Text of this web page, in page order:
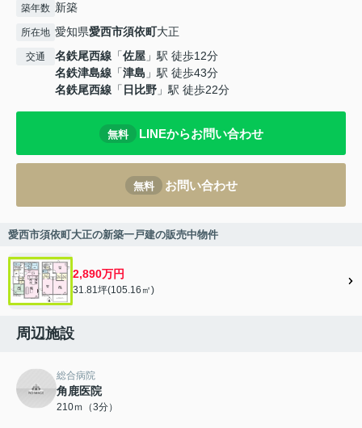
築年数 新築
所在地 愛知県愛西市須依町大正
交通 名鉄尾西線 「佐屋 」駅 徒歩12分
名鉄津島線 「津島 」駅 徒歩43分
名鉄尾西線 「 日比野 」駅 徒歩22分
無料 LINEからお問い合わせ
無料 お問い合わせ
愛西市須依町大正の新築一戸建の販売中物件
2,890万円
31.81坪(105.16㎡)
周辺施設
総合病院
角鹿医院
210ｍ（3分）